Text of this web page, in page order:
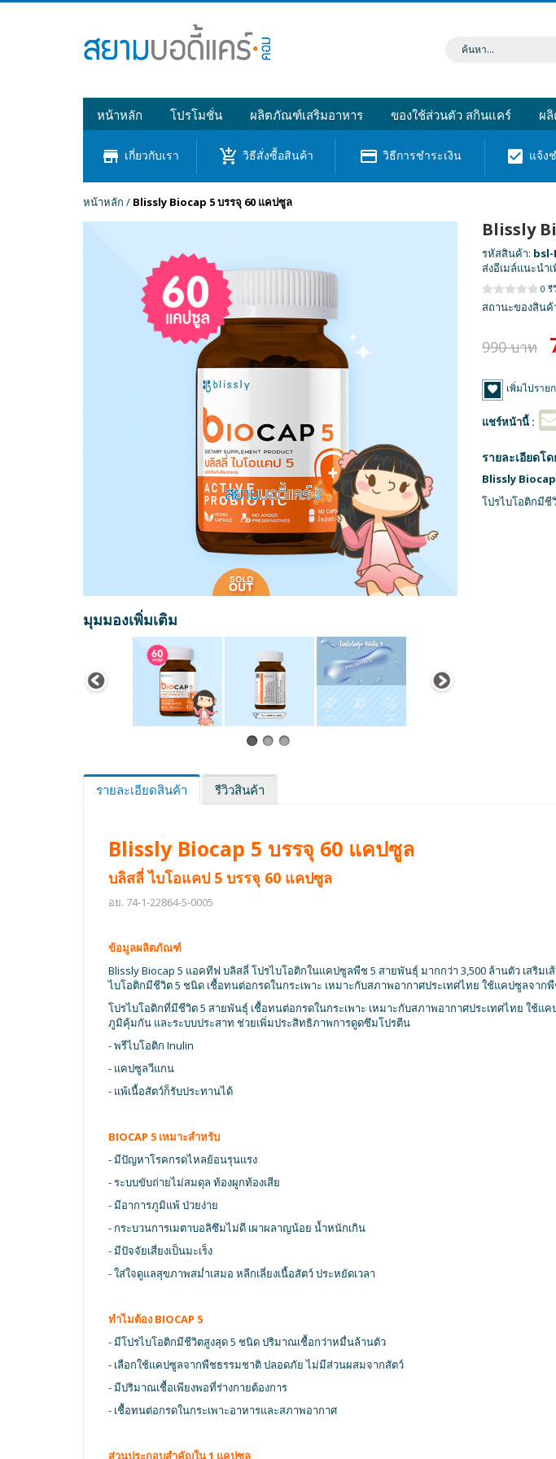
หน้าหลัก โปรโมชั่น ผลิตภัณฑ์เสริมอาหาร ของใช้ส่วนตัว สกินแคร์ ผ
store เกี่ยวกับเรา add_shopping_cart วิธีสั่งซื้อสินค้า credit_card วิธีการชำระเงิน check_box แจ้ง
หน้าหลัก / Blissly Biocap 5 บรรจุ 60 แคปซูล
มุมมองเพิ่มเติม
Blissly
รหัสสินค้า: bsl-
ส่งอีเมล์แนะนำ
0 รี
สถานะของสินค้
990 บาท
เพิ่มไปราย
แชร์หน้านี้ :
รายละเอียดโ
Blissly
โปรไบโอติกมีชี
รายละเอียดสินค้า รีวิวสินค้า
Blissly Biocap 5 บรรจุ 60 แคปซูล
บลิสลี่ ไบโอแคป 5 บรรจุ 60 แคปซูล
อย. 74-1-22864-5-0005
ข้อมูลผลิตภัณฑ์
Blissly Biocap 5 แอคทีฟ บลิสลี่ โปรไบโอติกในแคปซูลพืช 5 สายพันธุ์ มากกว่า 3,500 ล้านตัว เสริ
ไบโอติกมีชีวิต 5 ชนิด เชื้อทนต่อกรดในกระเพาะ เหมาะกับสภาพอากาศประเทศไทย ใช้แคปซูลจา
โปรไบโอติกที่มีชีวิต 5 สายพันธุ์ เชื้อทนต่อกรดในกระเพาะ เหมาะกับสภาพอากาศประเทศไทย ใช้
ภูมิคุ้มกัน และระบบประสาท ช่วยเพิ่มประสิทธิภาพการดูดซึมโปรตีน
- พรีไบโอติก Inulin
- แคปซูลวีแกน
- แพ้เนื้อสัตว์ก็รับประทานได้
BIOCAP 5 เหมาะสำหรับ
- มีปัญหาโรคกรดไหลย้อนรุนแรง
- ระบบขับถ่ายไม่สมดุล ท้องผูกท้องเสีย
- มีอาการภูมิแพ้ ป่วยง่าย
- กระบวนการเมตาบอลิซึมไม่ดี เผาผลาญน้อย น้ำหนักเกิน
- มีปัจจัยเสี่ยงเป็นมะเร็ง
- ใส่ใจดูแลสุขภาพสม่ำเสมอ หลีกเลี่ยงเนื้อสัตว์ ประหยัดเวลา
ทำไมต้อง BIOCAP 5
- มีโปรไบโอติกมีชีวิตสูงสุด 5 ชนิด ปริมาณเชื้อกว่าหมื่นล้านตัว
- เลือกใช้แคปซูลจากพืชธรรมชาติ ปลอดภัย ไม่มีส่วนผสมจากสัตว์
- มีปริมาณเชื้อเพียงพอที่ร่างกายต้องการ
- เชื้อทนต่อกรดในกระเพาะอาหารและสภาพอากาศ
ส่วนประกอบสำคัญใน 1 แคปซูล